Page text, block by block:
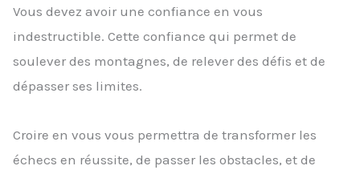
Vous devez avoir une confiance en vous
indestructible. Cette confiance qui permet de
soulever des montagnes, de relever des défis et de
dépasser ses limites.
Croire en vous vous permettra de transformer les
échecs en réussite, de passer les obstacles, et de